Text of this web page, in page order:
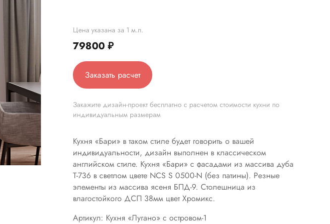
Цена указана за 1 м.п.
79800 ₽
Заказать расчет
Закажите дизайн-проект бесплатно с расчетом стоимости кухни по
индивидуальным размерам
Кухня «Бари» в таком стиле будет говорить о вашей
индивидуальности, дизайн выполнен в классическом
английском стиле. Кухня «Бари» с фасадами из массива дуба
Т-736 в светлом цвете NCS S 0500-N (без патины). Резные
элементы из массива ясеня БПД-9. Столешница из
влагостойкого ДСП 38мм цвет Хромикс.
Артикул: Кухня «Лугано» с островом-1